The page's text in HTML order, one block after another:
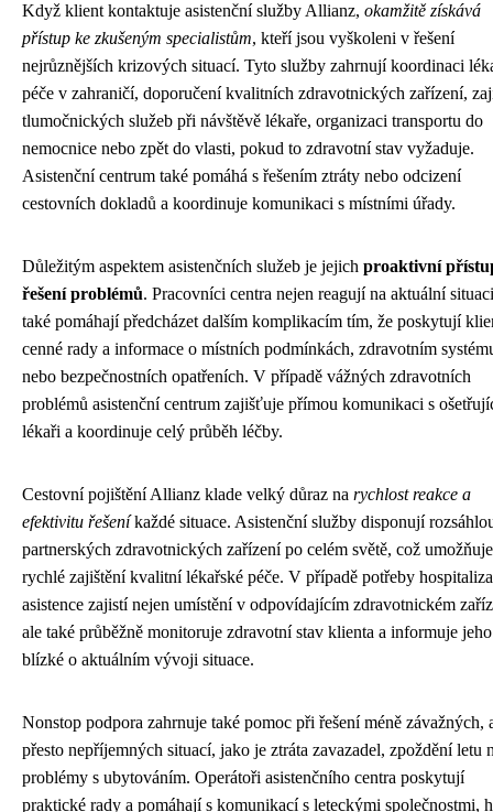
Když klient kontaktuje asistenční služby Allianz, okamžitě získává
přístup ke zkušeným specialistům, kteří jsou vyškoleni v řešení
nejrůznějších krizových situací. Tyto služby zahrnují koordinaci
péče v zahraničí, doporučení kvalitních zdravotnických zařízení,
tlumočnických služeb při návštěvě lékaře, organizaci transportu do
nemocnice nebo zpět do vlasti, pokud to zdravotní stav vyžaduje.
Asistenční centrum také pomáhá s řešením ztráty nebo odcizení
cestovních dokladů a koordinuje komunikaci s místními úřady.
Důležitým aspektem asistenčních služeb je jejich proaktivní
řešení problémů. Pracovníci centra nejen reagují na aktuální
také pomáhají předcházet dalším komplikacím tím, že poskytují
cenné rady a informace o místních podmínkách, zdravotním
nebo bezpečnostních opatřeních. V případě vážných zdravotních
problémů asistenční centrum zajišťuje přímou komunikaci s
lékaři a koordinuje celý průběh léčby.
Cestovní pojištění Allianz klade velký důraz na rychlost reakce a
efektivitu řešeníkaždé situace. Asistenční služby disponují
partnerských zdravotnických zařízení po celém světě, což umožňuje
rychlé zajištění kvalitní lékařské péče. V případě potřeby
asistence zajistí nejen umístění v odpovídajícím zdravotnickém
ale také průběžně monitoruje zdravotní stav klienta a informuje jeho
blízké o aktuálním vývoji situace.
Nonstop podpora zahrnuje také pomoc při řešení méně závažných,
přesto nepříjemných situací, jako je ztráta zavazadel, zpoždění letu
problémy s ubytováním. Operátoři asistenčního centra poskytují
praktické rady a pomáhají s komunikací s leteckými společnostmi,